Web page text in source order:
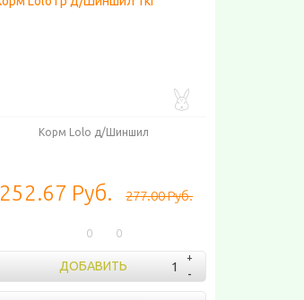
Корм Lolo д/Шиншил
252.67 Руб. 277.00 Руб.
0 0
ДОБАВИТЬ